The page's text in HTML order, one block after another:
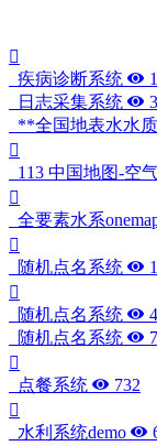
疾病诊断系统
日志采集系统
**全国地表水水
113 中国地图-空
全要素水系
随机点名系统
随机点名系统
随机点名系统
点餐系统 732
水利系统demo